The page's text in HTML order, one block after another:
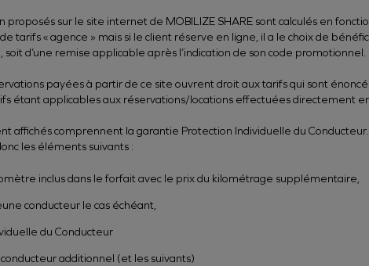
proposés sur le site internet de MOBILIZE SHARE sont calculés en
de tarifs « agence » mais si le client réserve en ligne, il a le choix de
d’une remise applicable après l’indication de son code promotionnel.
payées à partir de ce site ouvrent droit aux tarifs qui sont
étant applicables aux réservations/locations effectuées directement
affichés comprennent la garantie Protection Individuelle du
les éléments suivants :
inclus dans le forfait avec le prix du kilométrage supplémentaire,
conducteur le cas échéant,
du Conducteur
additionnel (et les suivants)